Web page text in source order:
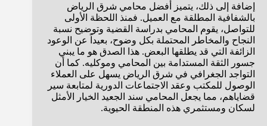
إضافة إلى ذلك، يتميز أفضل محامي شرق الرياض
بالشفافية المطلقة مع العميل. فمنذ اللحظة الأولى
للتواصل، يقوم المحامي بدراسة القضية وتوضيح نسبة
النجاح والمخاطر المحتملة بكل وضوح، بعيداً عن الوعود
الزائفة التي قد يطلقها البعض. هذا الصدق هو ما يبني
جسور الثقة المستدامة بين المحامي وموكليه. كما أن
التواجد الجغرافي في شرق الرياض يسهل على العملاء
الوصول للمكتب وعقد الاجتماعات الدورية لمتابعة سير
قضاياهم، مما يجعل المحامي سند الجعيد الخيار الأمثل
لسكان ومستثمري هذه المنطقة الحيوية.